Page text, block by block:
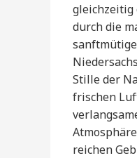
gleichzeitig
durch die
Stille der
frischen
reichen